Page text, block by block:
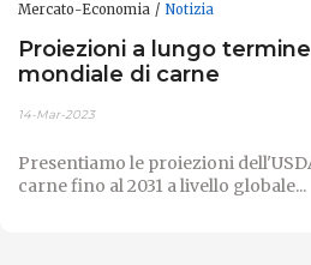
Mercato-Economia Notizia
Proiezioni a lungo
mondiale di carne
14-Mar-2023
Presentiamo le proiezioni
carne fino al 2031 a livello globale...